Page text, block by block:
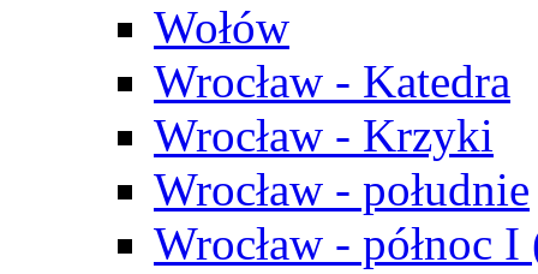
Wołów
Wrocław - Katedra
Wrocław - Krzyki
Wrocław - południe
Wrocław - północ